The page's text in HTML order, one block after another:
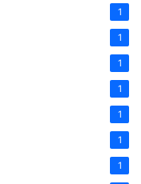
1
1
1
1
1
1
1